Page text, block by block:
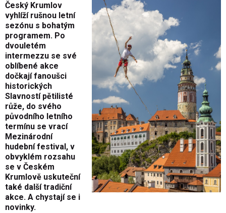
Český Krumlov
vyhlíží rušnou letní
sezónu s bohatým
programem. Po
dvouletém
intermezzu se své
oblíbené akce
dočkají fanoušci
historických
Slavností pětilisté
růže, do svého
původního letního
termínu se vrací
Mezinárodní
hudební festival, v
obvyklém rozsahu
se v Českém
Krumlově uskuteční
také další tradiční
akce. A chystají se i
novinky.